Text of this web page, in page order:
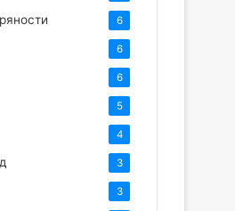
6
6
6
5
4
3
3